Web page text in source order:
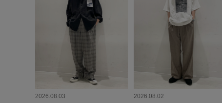
2026.08.03 2026.08.02